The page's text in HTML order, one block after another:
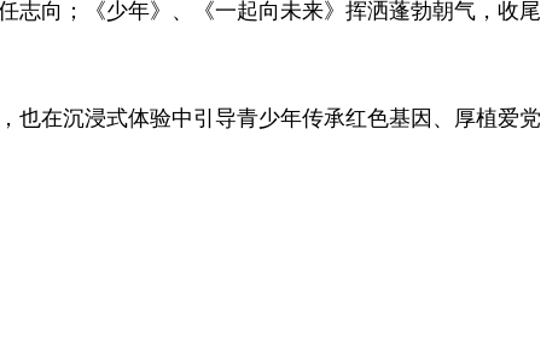
志向；《少年》、《一起向未来》挥洒蓬勃朝气，收尾
也在沉浸式体验中引导青少年传承红色基因、厚植爱党